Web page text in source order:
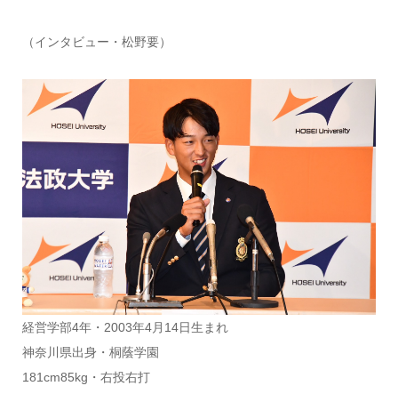
（インタビュー・松野要）
経営学部4年・2003年4月14日生まれ
神奈川県出身・桐蔭学園
181cm85kg・右投右打